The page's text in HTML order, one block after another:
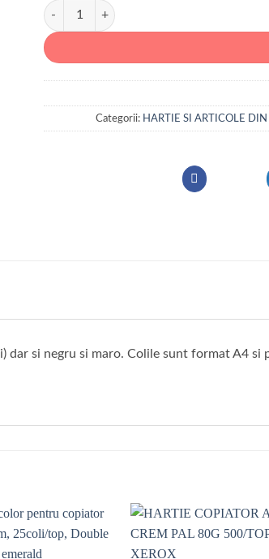
Cantitate CARTON COPIATOR A4 AS
Categorii: HARTIE SI ARTICOLE
si negru si maro. Colile sunt format A4